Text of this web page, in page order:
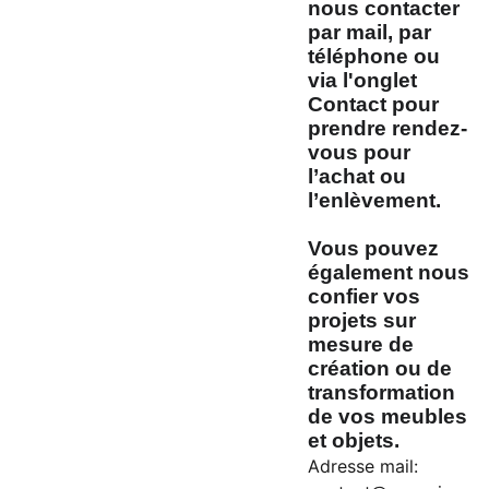
nous contacter
par mail, par
téléphone ou
via l'onglet
Contact pour
prendre rendez-
vous pour
l’achat ou
l’enlèvement.
Vous pouvez
également nous
confier vos
projets sur
mesure de
création ou de
transformation
de vos meubles
et objets.
Adresse mail: